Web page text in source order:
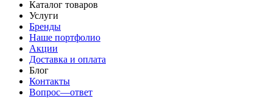
Каталог товаров
Услуги
Бренды
Наше портфолио
Акции
Доставка и оплата
Блог
Контакты
Вопрос—ответ